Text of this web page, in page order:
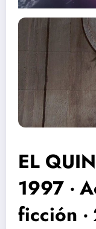
EL
1997 ‧
ficción ‧